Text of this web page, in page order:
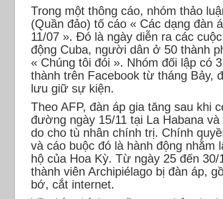
Trong một thông cáo, nhóm thảo
(Quần đảo) tố cáo « Các dạng đàn
11/07 ». Đó là ngày diễn ra các
động Cuba, người dân ở 50 thành
« Chúng tôi đói ». Nhóm đối lập có
thành trên Facebook từ tháng Bảy,
lưu giữ sự kiện.
Theo AFP, đàn áp gia tăng sau khi
đường ngày 15/11 tại La Habana
do cho tù nhân chính trị. Chính
và cáo buộc đó là hành động nhằm
hộ của Hoa Kỳ. Từ ngày 25 đến
thành viên Archipiélago bị đàn áp,
bớ, cắt internet.